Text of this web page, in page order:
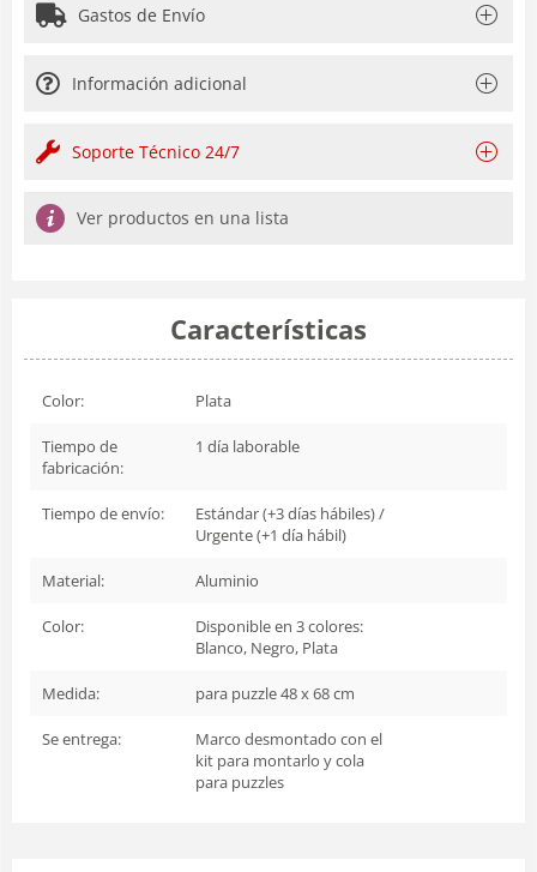
Gastos de Envío
Información adicional
Soporte Técnico 24/7
Ver productos en una lista
Características
Color: Plata
Tiempo de
fabricación:
1 día laborable
Tiempo de envío:
Estándar (+3 días hábiles) /
Urgente (+1 día hábil)
Material: Aluminio
Color:
Disponible en 3 colores:
Blanco, Negro, Plata
Medida: para puzzle 48 x 68 cm
Se entrega:
Marco desmontado con el
kit para montarlo y cola
para puzzles